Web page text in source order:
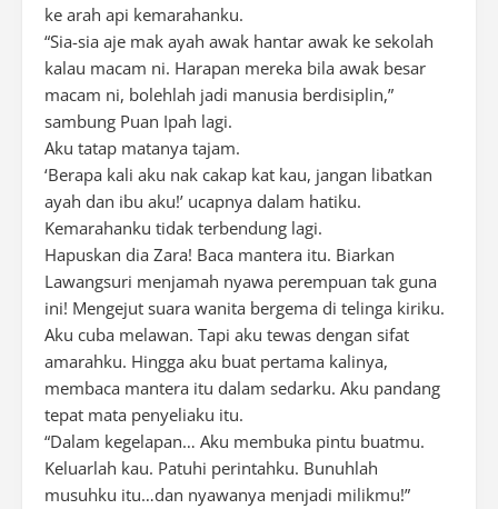
ke arah api kemarahanku.
“Sia-sia aje mak ayah awak hantar awak ke sekolah
kalau macam ni. Harapan mereka bila awak besar
macam ni, bolehlah jadi manusia berdisiplin,”
sambung Puan Ipah lagi.
Aku tatap matanya tajam.
‘Berapa kali aku nak cakap kat kau, jangan libatkan
ayah dan ibu aku!’ ucapnya dalam hatiku.
Kemarahanku tidak terbendung lagi.
Hapuskan dia Zara! Baca mantera itu. Biarkan
Lawangsuri menjamah nyawa perempuan tak guna
ini! Mengejut suara wanita bergema di telinga kiriku.
Aku cuba melawan. Tapi aku tewas dengan sifat
amarahku. Hingga aku buat pertama kalinya,
membaca mantera itu dalam sedarku. Aku pandang
tepat mata penyeliaku itu.
“Dalam kegelapan… Aku membuka pintu buatmu.
Keluarlah kau. Patuhi perintahku. Bunuhlah
musuhku itu…dan nyawanya menjadi milikmu!”